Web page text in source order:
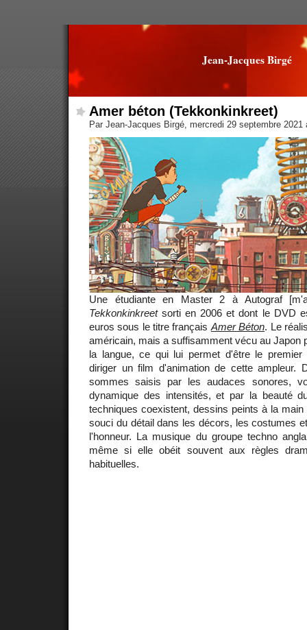
Jean-Jacques Birgé
Amer béton (Tekkonkinkreet)
Par Jean-Jacques Birgé, mercredi 29 septembre
Une étudiante en Master 2 à Autograf
Tekkonkinkreetsorti en 2006 et dont le DVD
euros sous le titre français Amer Béton. Le
américain, mais a suffisamment vécu au Japon
la langue, ce qui lui permet d'être le premier
diriger un film d'animation de cette ampleur.
sommes saisis par les audaces sonores,
dynamique des intensités, et par la beauté
techniques coexistent, dessins peints à la main
souci du détail dans les décors, les costumes
l'honneur. La musique du groupe techno
même si elle obéit souvent aux règles
habituelles.